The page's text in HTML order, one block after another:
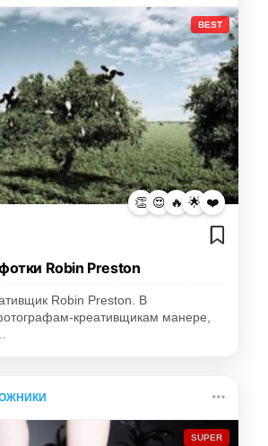
BEST
👏 😍 🔥 🌟 ❤️
Robin Preston
Robin Preston. В
креативщикам манере,
SUPER